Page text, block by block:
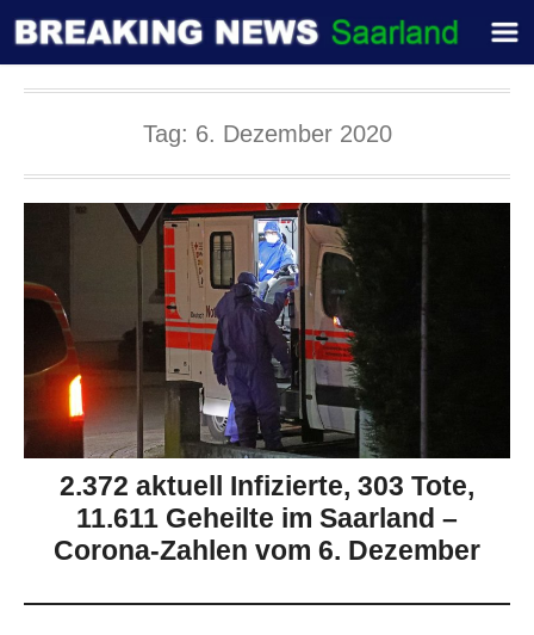
Tag: 6. Dezember 2020
2.372 aktuell Infizierte, 303 Tote,
11.611 Geheilte im Saarland –
Corona-Zahlen vom 6. Dezember